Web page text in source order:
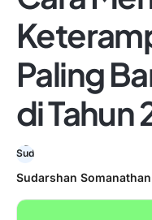
Paling
di Tahun
Sudarshan Somanathan